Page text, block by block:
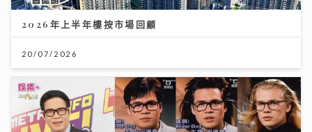
2026年上半年樓按市場回顧
20/07/2026